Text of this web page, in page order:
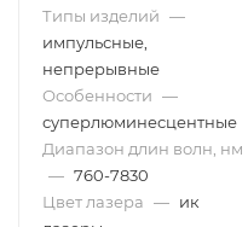
Типы изделий —
импульсные,
непрерывные
Особенности —
суперлюминесцентные
Диапазон длин волн, нм
— 760-7830
Цвет лазера — ик